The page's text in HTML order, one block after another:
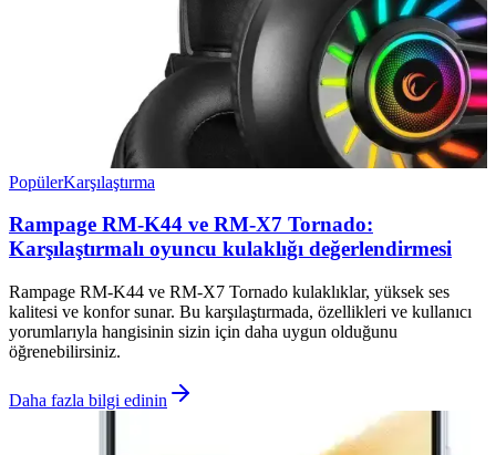
PopülerKarşılaştırma
Rampage RM-K44 ve RM-X7 Tornado:
Karşılaştırmalı oyuncu kulaklığı değerlendirmesi
Rampage RM-K44 ve RM-X7 Tornado kulaklıklar, yüksek ses
kalitesi ve konfor sunar. Bu karşılaştırmada, özellikleri ve kullanıcı
yorumlarıyla hangisinin sizin için daha uygun olduğunu
öğrenebilirsiniz.
Daha fazla bilgi edinin